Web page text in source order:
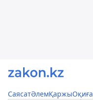
СаясатӘлемҚаржыОқиға